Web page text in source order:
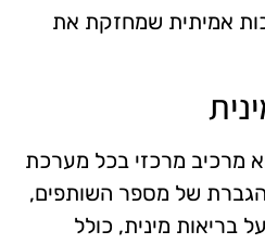
אמיתית שמחזקת את
מרכיב מרכזי בכל מערכת
של מספר השותפים,
בריאות מינית, כולל